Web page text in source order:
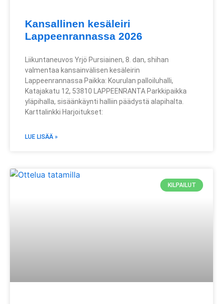
Kansallinen kesäleiri
Lappeenrannassa 2026
Liikuntaneuvos Yrjö Pursiainen, 8. dan, shihan
valmentaa kansainvälisen kesäleirin
Lappeenrannassa Paikka: Kourulan palloiluhalli,
Katajakatu 12, 53810 LAPPEENRANTA Parkkipaikka
yläpihalla, sisäänkäynti halliin päädystä alapihalta.
Karttalinkki Harjoitukset:
LUE LISÄÄ »
KILPAILUT